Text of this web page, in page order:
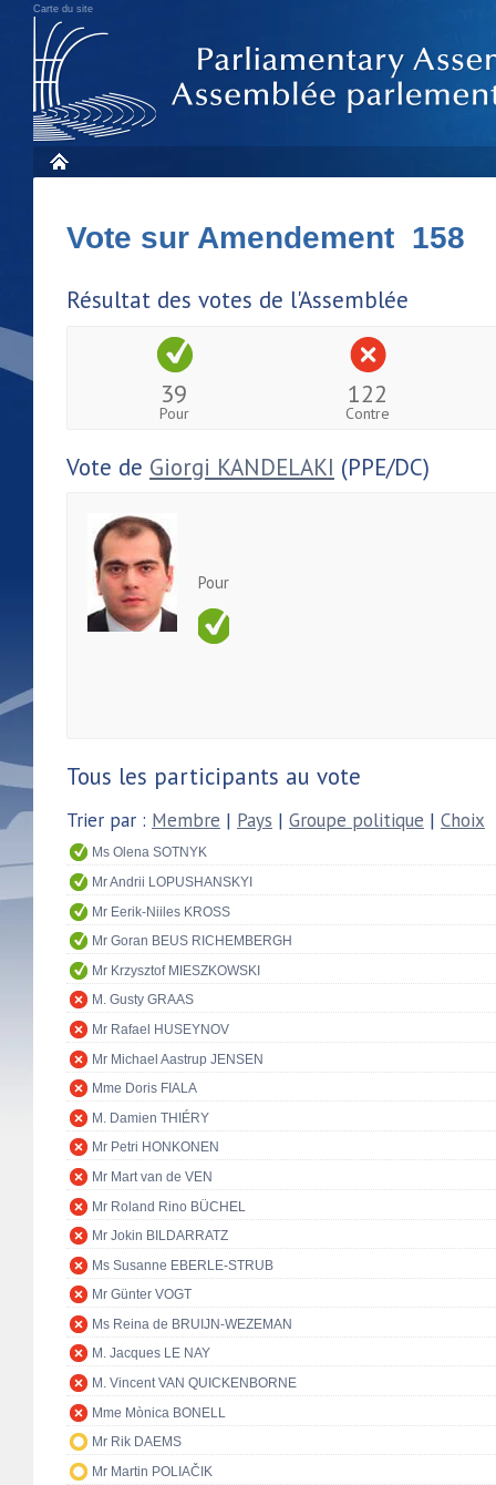
Carte du site
Vote sur Amendement 158
Résultat des votes de l'Assemblée
39
Pour
122
Contre
Vote de Giorgi KANDELAKI (PPE/DC)
Pour
Tous les participants au vote
Trier par : Membre | Pays | Groupe politique | Choix
Ms Olena SOTNYK
Mr Andrii LOPUSHANSKYI
Mr Eerik-Niiles KROSS
Mr Goran BEUS RICHEMBERGH
Mr Krzysztof MIESZKOWSKI
M. Gusty GRAAS
Mr Rafael HUSEYNOV
Mr Michael Aastrup JENSEN
Mme Doris FIALA
M. Damien THIÉRY
Mr Petri HONKONEN
Mr Mart van de VEN
Mr Roland Rino BÜCHEL
Mr Jokin BILDARRATZ
Ms Susanne EBERLE-STRUB
Mr Günter VOGT
Ms Reina de BRUIJN-WEZEMAN
M. Jacques LE NAY
M. Vincent VAN QUICKENBORNE
Mme Mònica BONELL
Mr Rik DAEMS
Mr Martin POLIAČIK